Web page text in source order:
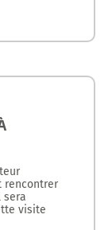
rencontrer
sera
visite